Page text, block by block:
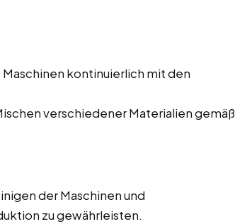
kontinuierlich mit den
verschiedener Materialien gemäß
der Maschinen und
zu gewährleisten.